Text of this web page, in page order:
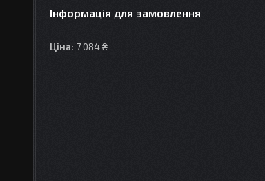
Інформація для замовлення
Ціна: 7 084 ₴